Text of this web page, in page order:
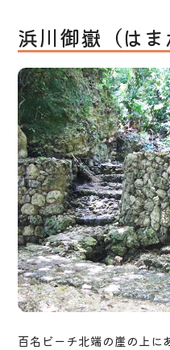
浜川御嶽（はま
百名ビーチ北端の崖の上に